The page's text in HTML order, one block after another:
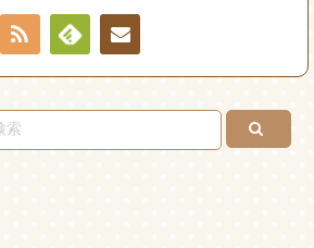
RSS
Feedlyお問
い合
わせ